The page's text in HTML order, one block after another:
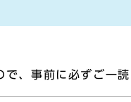
、事前に必ずご一読